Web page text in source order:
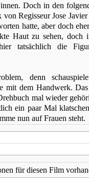
Doch in den
Regisseur Jose
hatte, aber doch
Haut zu sehen, doch
tatsächlich die
denn
mit dem Handwerk.
mal wieder
ein paar Mal
nun auf Frauen steht.
für diesen Film